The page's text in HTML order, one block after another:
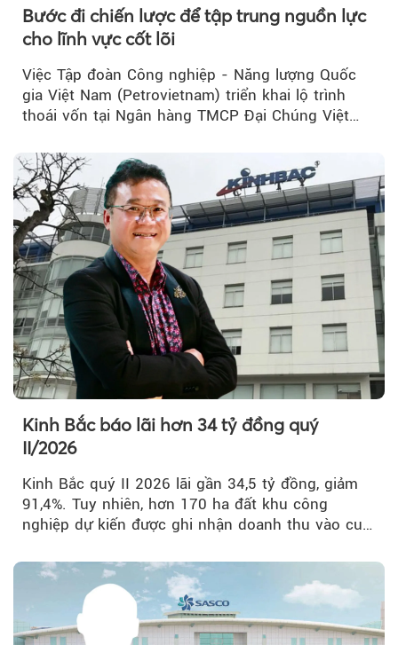
Bước đi chiến lược để tập trung nguồn lực
cho lĩnh vực cốt lõi
Việc Tập đoàn Công nghiệp - Năng lượng Quốc
gia Việt Nam (Petrovietnam) triển khai lộ trình
thoái vốn tại Ngân hàng TMCP Đại Chúng Việt
Kinh Bắc báo lãi hơn 34 tỷ đồng quý
II/2026
Kinh Bắc quý II 2026 lãi gần 34,5 tỷ đồng, giảm
91,4%. Tuy nhiên, hơn 170 ha đất khu công
nghiệp dự kiến được ghi nhận doanh thu vào cuối